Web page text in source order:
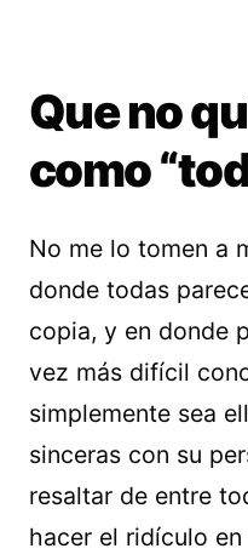
Que no
como
No me lo tomen a
donde todas
copia, y en donde
vez más difícil
simplemente sea
sinceras con su
resaltar de entre
hacer el ridículo